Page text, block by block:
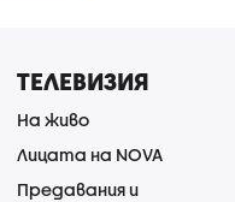
ТЕЛЕВИЗИЯ
На живо
Лицата на NOVA
Предавания и